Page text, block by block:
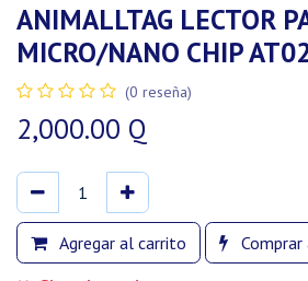
ANIMALLTAG LECTOR
MICRO/NANO CHIP
(0 reseña)
2,000.00 Q
Agregar al carrito
Comprar